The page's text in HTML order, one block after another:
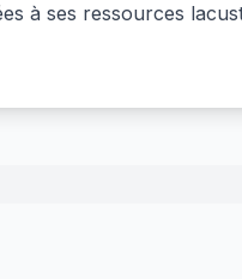
à ses ressources